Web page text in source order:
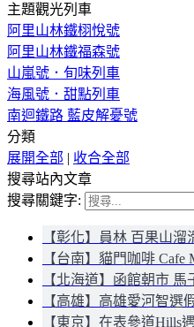
主題觀光列車
阿里山林鐵栩悅號
阿里山林鐵福森號
山嵐號．旬味列車
海風號．甜點列車
南迴鐵路 藍皮解憂號
分類
展開全部 | 收合全部
搜尋站內文章
搜尋關鍵字:
【彰化】員林 百果山
【台南】貓門咖啡 Cafe
【北海道】函館朝市 馬
【高雄】高雄愛河智選
【東京】在表參道Hills